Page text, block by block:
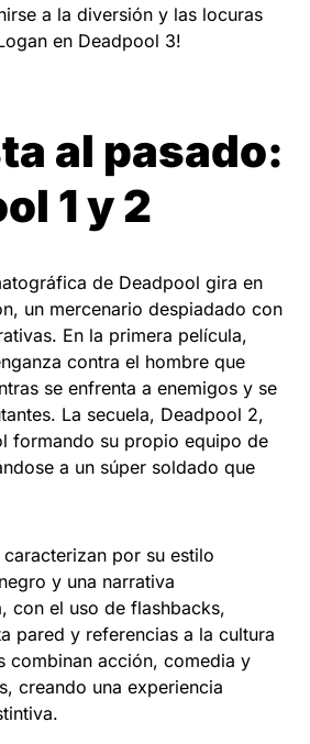
a la diversión y las locuras
en Deadpool 3!
al pasado:
1 y 2
de Deadpool gira en
un mercenario despiadado con
En la primera película,
contra el hombre que
se enfrenta a enemigos y se
La secuela, Deadpool 2,
formando su propio equipo de
a un súper soldado que
por su estilo
y una narrativa
con el uso de flashbacks,
pared y referencias a la cultura
combinan acción, comedia y
creando una experiencia